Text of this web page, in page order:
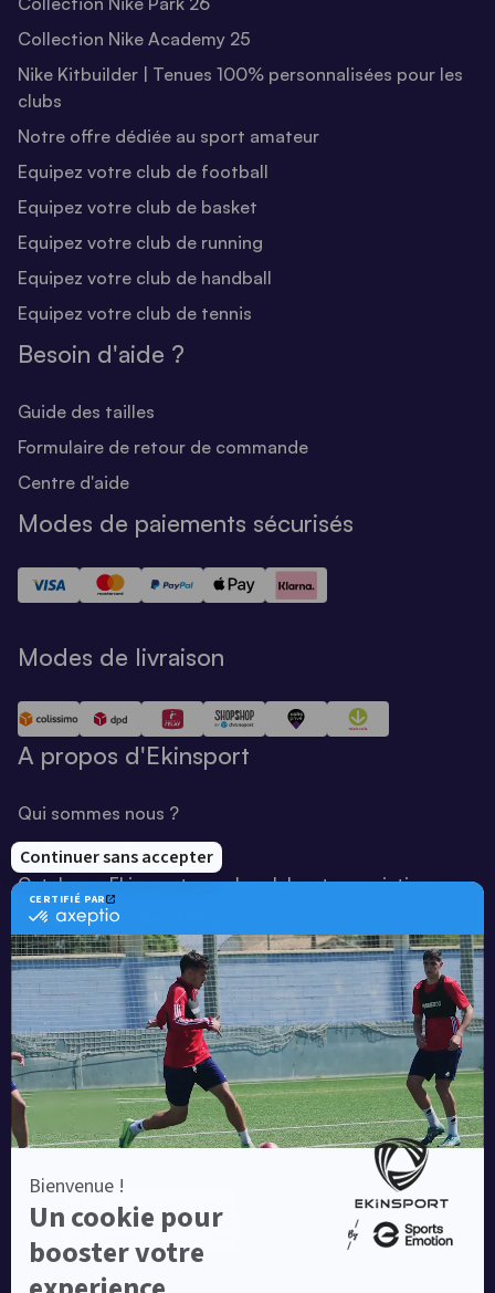
Collection Nike Academy 25
Nike Kitbuilder | Tenues 100% personnalisées pour les
clubs
Notre offre dédiée au sport amateur
Equipez votre club de football
Equipez votre club de basket
Equipez votre club de running
Equipez votre club de handball
Equipez votre club de tennis
Besoin d'aide ?
Guide des tailles
Formulaire de retour de commande
Centre d'aide
Modes de paiements sécurisés
Modes de livraison
A propos d'Ekinsport
Qui sommes nous ?
Notre savoir-faire
Catalogue Ekinsport pour les clubs et associations
Catalogue running Ekinsport
Blog
Une société de :